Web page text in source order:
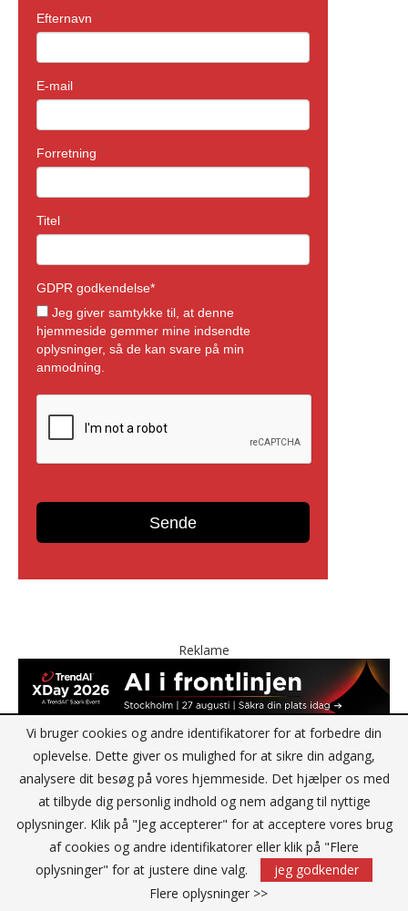
Reklame
KONTAKT
Vi bruger cookies og andre identifikatorer for at forbedre din
oplevelse. Dette giver os mulighed for at sikre din adgang,
analysere dit besøg på vores hjemmeside. Det hjælper os med
at tilbyde dig personlig indhold og nem adgang til nyttige
oplysninger. Klik på "Jeg accepterer" for at acceptere vores brug
af cookies og andre identifikatorer eller klik på "Flere
oplysninger" for at justere dine valg.
jeg godkender
Flere oplysninger >>